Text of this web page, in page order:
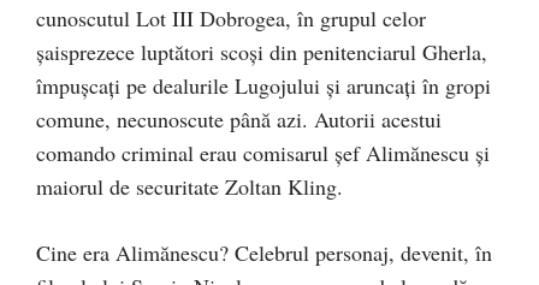
cunoscutul Lot III Dobrogea, în grupul celor
şaisprezece luptători scoşi din penitenciarul Gherla,
împuşcaţi pe dealurile Lugojului şi aruncaţi în gropi
comune, necunoscute până azi. Autorii acestui
comando criminal erau comisarul şef Alimănescu şi
maiorul de securitate Zoltan Kling.
Cine era Alimănescu? Celebrul personaj, devenit, în